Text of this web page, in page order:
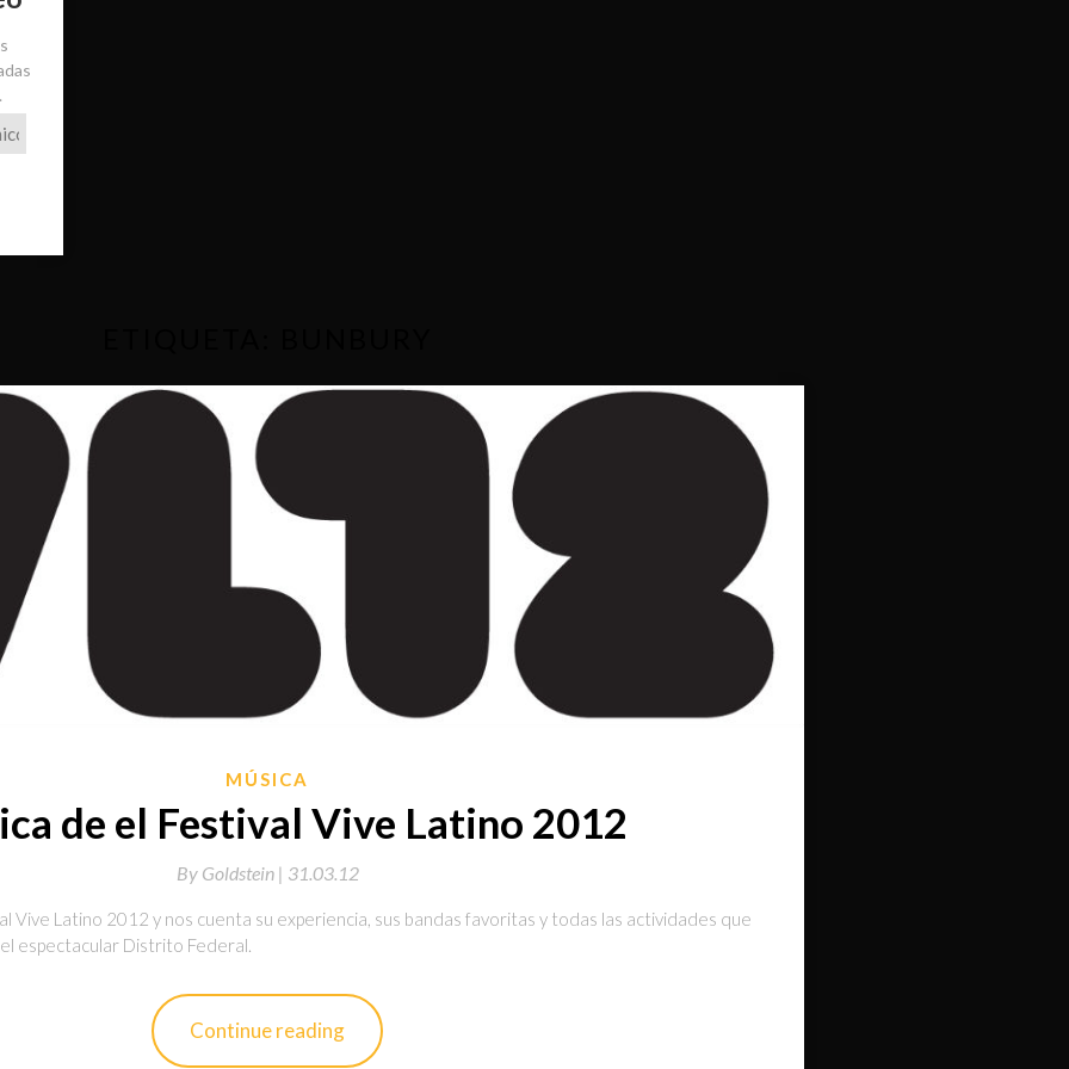
MÚSICA
de el Festival Vive Latino 2012
By Goldstein | 31.03.12
Vive Latino 2012 y nos cuenta su experiencia, sus bandas favoritas y todas las actividades que
espectacular Distrito Federal.
Continue reading